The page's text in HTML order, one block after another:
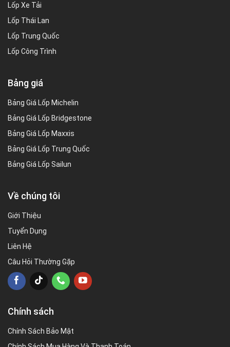
Lốp Xe Tải
Lốp Thái Lan
Lốp Trung Quốc
Lốp Công Trình
Bảng giá
Bảng Giá Lốp Michelin
Bảng Giá Lốp Bridgestone
Bảng Giá Lốp Maxxis
Bảng Giá Lốp Trung Quốc
Bảng Giá Lốp Sailun
Về chúng tôi
Giới Thiệu
Tuyển Dụng
Liên Hệ
Câu Hỏi Thường Gặp
Chính sách
Chính Sách Bảo Mật